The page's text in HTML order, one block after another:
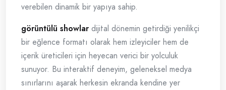
verebilen dinamik bir yapıya sahip.
görüntülü showlar dijital dönemin getirdiği yenilikçi
bir eğlence formatı olarak hem izleyiciler hem de
içerik üreticileri için heyecan verici bir yolculuk
sunuyor. Bu interaktif deneyim, geleneksel medya
sınırlarını aşarak herkesin ekranda kendine yer